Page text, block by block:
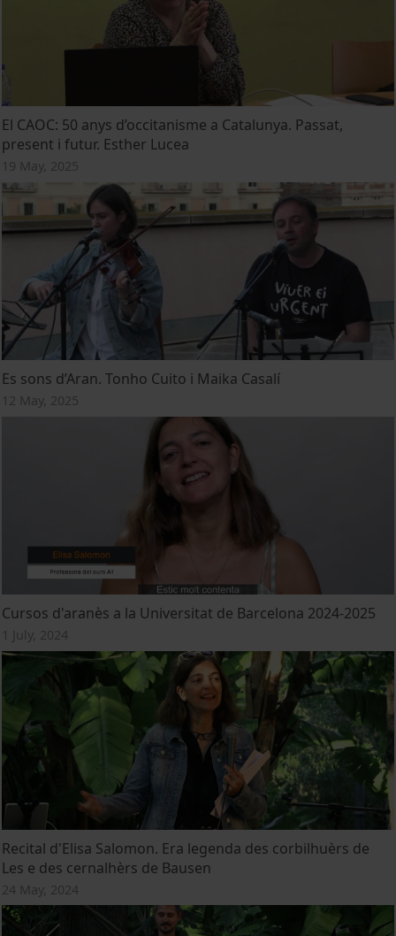
El CAOC: 50 anys d’occitanisme a Catalunya. Passat,
present i futur. Esther Lucea
19 May, 2025
Es sons d’Aran. Tonho Cuito i Maika Casalí
12 May, 2025
Cursos d'aranès a la Universitat de Barcelona 2024-2025
1 July, 2024
Recital d'Elisa Salomon. Era legenda des corbilhuèrs de
Les e des cernalhèrs de Bausen
24 May, 2024